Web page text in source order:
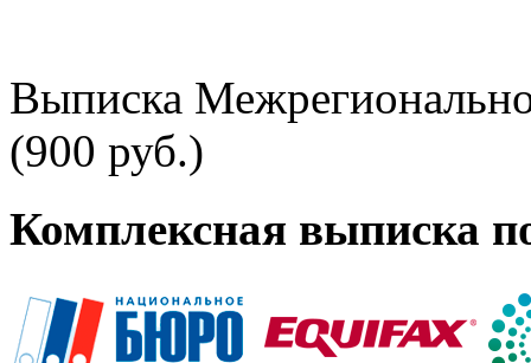
Выписка
(900 руб.)
Комплексная выписка